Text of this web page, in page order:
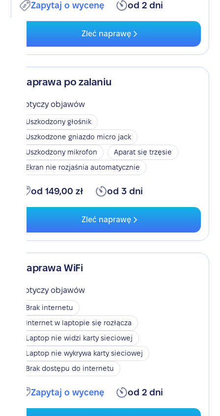
Zapytaj o wycenę od 2 dni
Zleć naprawę
Naprawa po zalaniu
Dotyczy objawów
Uszkodzony głośnik
Uszkodzone gniazdo micro jack
Uszkodzony mikrofon
Aparat się trzęsie
Ekran nie rozjaśnia automatycznie
od 149,00 zł od 3 dni
Zleć naprawę
Naprawa WiFi
Dotyczy objawów
Brak internetu
Internet w laptopie się rozłącza
Laptop nie widzi karty sieciowej
Laptop nie wykrywa karty sieciowej
Brak dostępu do internetu
Zapytaj o wycenę od 2 dni